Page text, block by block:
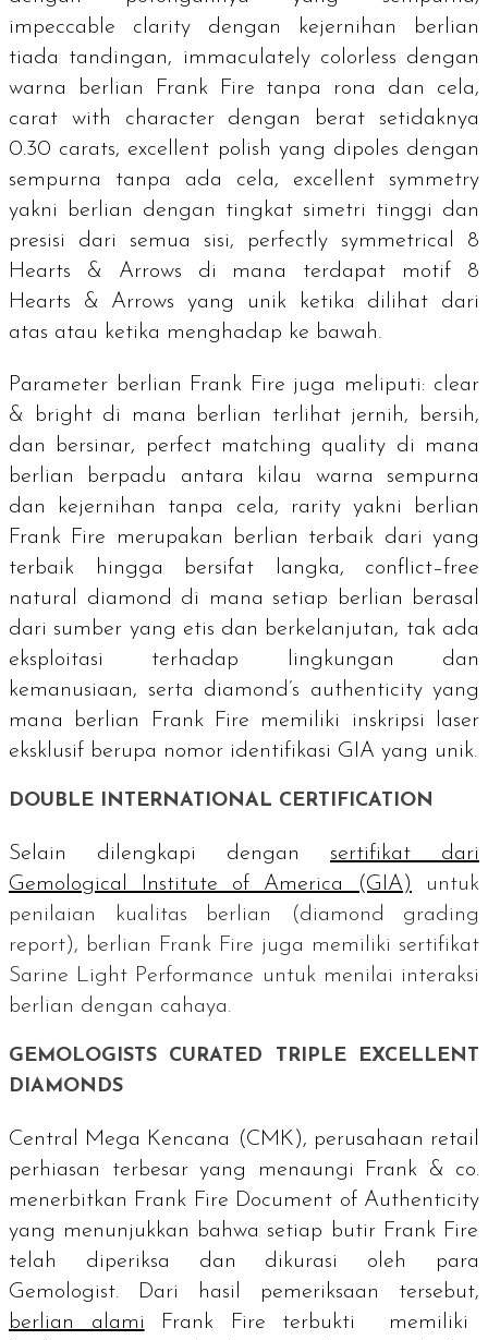
impeccable clarity dengan kejernihan berlian
tiada tandingan, immaculately colorless dengan
warna berlian Frank Fire tanpa rona dan cela,
carat with character dengan berat setidaknya
0.30 carats, excellent polish yang dipoles dengan
sempurna tanpa ada cela, excellent symmetry
yakni berlian dengan tingkat simetri tinggi dan
presisi dari semua sisi, perfectly symmetrical 8
Hearts & Arrows di mana terdapat motif 8
Hearts & Arrowsyang unik ketika dilihat dari
atas atau ketika menghadap ke bawah.
Parameter berlian Frank Fire juga meliputi: clear
& bright di mana berlian terlihat jernih, bersih,
dan bersinar,
perfect matching quality di mana
berlian berpadu antara kilau warna sempurna
dan kejernihan tanpa cela,
rarity yakni berlian
Frank Fire merupakan berlian terbaik dari yang
terbaik hingga bersifat langka, conflict–free
natural diamond di mana setiap berlian berasal
dari sumber yang etis dan berkelanjutan, tak ada
eksploitasi terhadap lingkungan dan
kemanusiaan, serta diamond’s authenticity yang
mana berlian Frank Fire memiliki inskripsi laser
eksklusif berupa nomor identifikasi GIA yang unik.
DOUBLE INTERNATIONAL CERTIFICATION
Selain dilengkapi dengan
sertifikat dari
Gemological Institute of America
(GIA) untuk
penilaian kualitas berlian (diamond grading
report), berlian Frank Fire juga memiliki sertifikat
Sarine Light Performance untuk menilai interaksi
berlian dengan cahaya.
GEMOLOGISTS CURATED TRIPLE EXCELLENT
DIAMONDS
Central Mega Kencana (CMK), perusahaan retail
perhiasan terbesar yang menaungi Frank & co.
menerbitkan Frank Fire Document of Authenticity
yang menunjukkan bahwa setiap butir Frank Fire
telah diperiksa dan dikurasi oleh para
Gemologist.
Dari hasil pemeriksaan tersebut,
berlian alami Frank Fire terbukti memiliki